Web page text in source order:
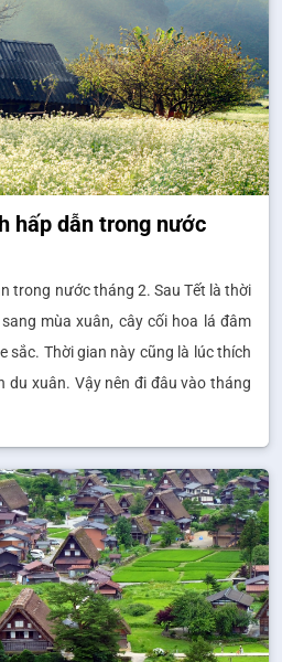
hấp dẫn trong nước
trong nước tháng 2. Sau Tết là thời
mùa xuân, cây cối hoa lá đâm
sắc. Thời gian này cũng là lúc thích
du xuân. Vậy nên đi đâu vào tháng